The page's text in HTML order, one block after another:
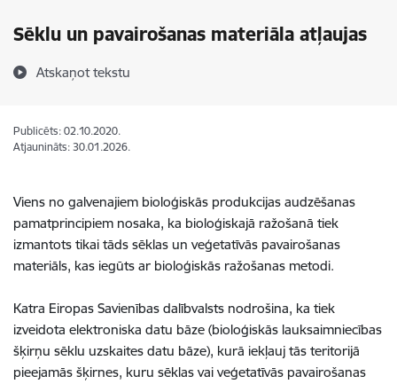
Sēklu un pavairošanas materiāla atļaujas
Atskaņot tekstu
Publicēts: 02.10.2020.
Atjaunināts: 30.01.2026.
Viens no galvenajiem bioloģiskās produkcijas audzēšanas
pamatprincipiem nosaka, ka bioloģiskajā ražošanā tiek
izmantots tikai tāds sēklas un veģetatīvās pavairošanas
materiāls, kas iegūts ar bioloģiskās ražošanas metodi.
Katra Eiropas Savienības dalībvalsts nodrošina, ka tiek
izveidota elektroniska datu bāze (bioloģiskās lauksaimniecības
šķirņu sēklu uzskaites datu bāze), kurā iekļauj tās teritorijā
pieejamās šķirnes, kuru sēklas vai veģetatīvās pavairošanas